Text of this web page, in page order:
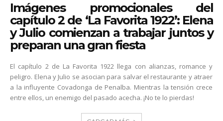
Imágenes promocionales del
capítulo 2 de ‘La Favorita 1922’: Elena
y Julio comienzan a trabajar juntos y
preparan una gran fiesta
El capítulo 2 de La Favorita 1922 llega con alianzas, romance y
peligro. Elena y Julio se asocian para salvar el restaurante y atraer
a la influyente Covadonga de Penalba. Mientras la tensión crece
entre ellos, un enemigo del pasado acecha. ¡No te lo pierdas!